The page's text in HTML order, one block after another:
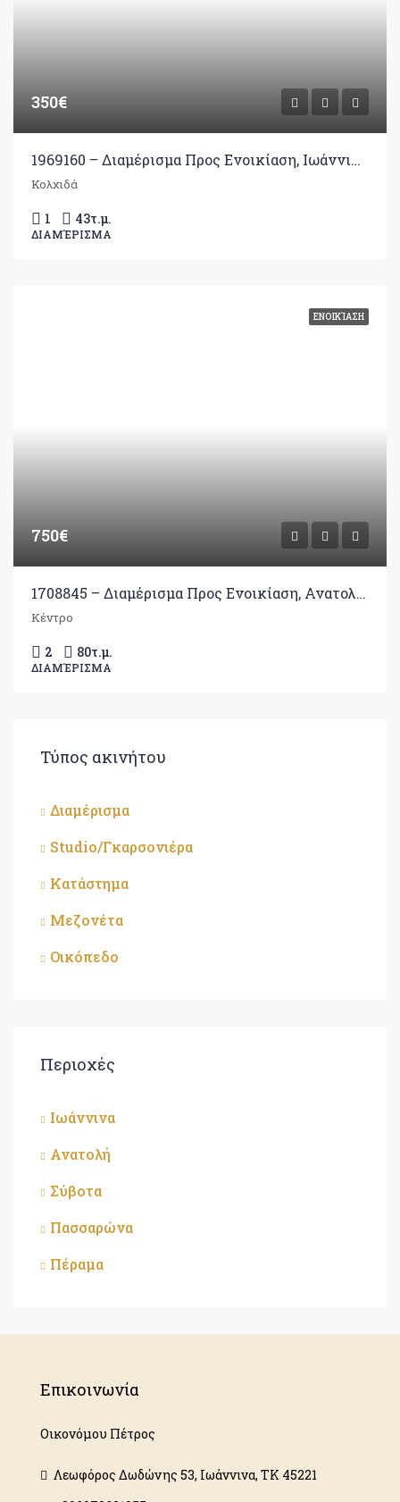
350€
1969160 – Διαμέρισμα Προς Ενοικίαση, Ιωάννινα, 43 τ.μ., €350
Κολχιδά
1 43τ.μ.
ΔΙΑΜΈΡΙΣΜΑ
ΕΝΟΙΚΊΑΣΗ
750€
1708845 – Διαμέρισμα Προς Ενοικίαση, Ανατολή, 80 τ.μ., €750
Κέντρο
2 80τ.μ.
ΔΙΑΜΈΡΙΣΜΑ
Τύπος ακινήτου
Διαμέρισμα
Studio/Γκαρσονιέρα
Κατάστημα
Μεζονέτα
Οικόπεδο
Περιοχές
Ιωάννινα
Ανατολή
Σύβοτα
Πασσαρώνα
Πέραμα
Επικοινωνία
Οικονόμου Πέτρος
Λεωφόρος Δωδώνης 53, Ιωάννινα, ΤΚ 45221